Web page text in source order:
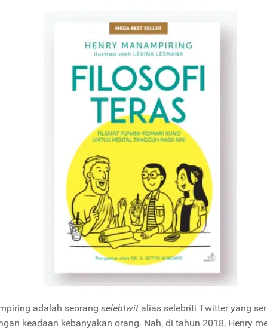
adalah seorang selebtwit alias selebriti Twitter yang
keadaan kebanyakan orang. Nah, di tahun 2018, Henry